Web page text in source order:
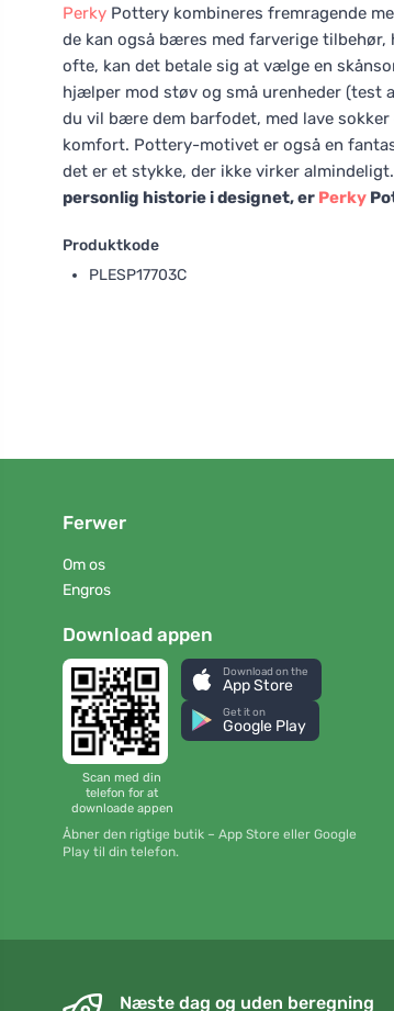
Perky Pottery kombineres fremragende
de kan også bæres med farverige
ofte, kan det betale sig at vælge en
hjælper mod støv og små urenheder (test
du vil bære dem barfodet, med lave
komfort. Pottery-motivet er også en
det er et stykke, der ikke virker almindeligt.
personlig historie i designet, er Perky
Produktkode
PLESP17703C
Ferwer
Om os
Engros
Download appen
Scan med din
telefon for at
downloade appen
Download on the
App Store
Get it on
Google Play
Åbner den rigtige butik – App Store eller Google
Play til din telefon.
Næste dag og uden beregning